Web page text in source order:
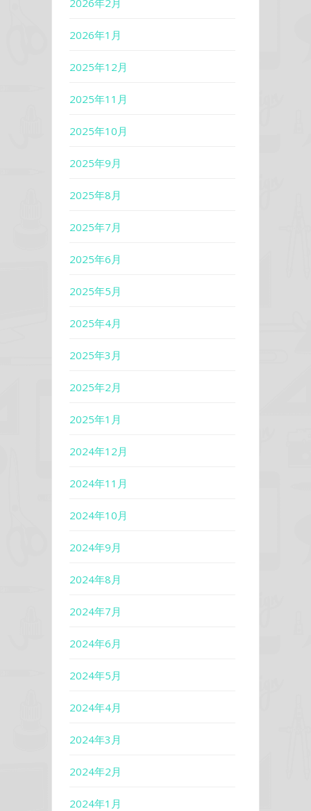
2026年1月
2025年12月
2025年11月
2025年10月
2025年9月
2025年8月
2025年7月
2025年6月
2025年5月
2025年4月
2025年3月
2025年2月
2025年1月
2024年12月
2024年11月
2024年10月
2024年9月
2024年8月
2024年7月
2024年6月
2024年5月
2024年4月
2024年3月
2024年2月
2024年1月